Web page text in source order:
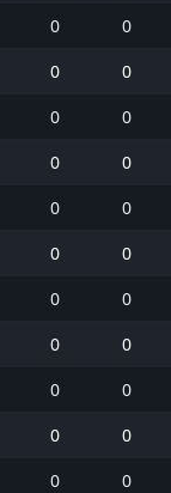
0 0
0 0
0 0
0 0
0 0
0 0
0 0
0 0
0 0
0 0
0 0